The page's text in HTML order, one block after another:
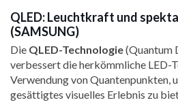
QLED: Leuchtkraft und
(SAMSUNG)
Die QLED-Technologie(Quantum
verbessert die herkömmliche LED-
Verwendung von Quantenpunkten,
gesättigtes visuelles Erlebnis zu